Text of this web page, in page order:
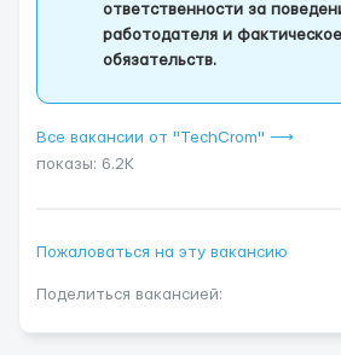
ответственности за
работодателя и
обязательств.
Все вакансии от "TechCrom" ⟶
показы: 6.2K
Пожаловаться на эту вакансию
Поделиться вакансией: